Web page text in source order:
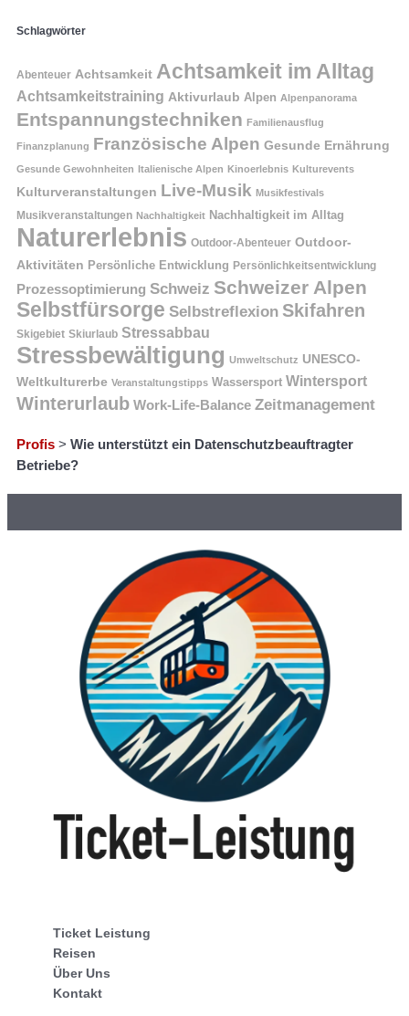
Schlagwörter
Abenteuer Achtsamkeit Achtsamkeit im Alltag
Achtsamkeitstraining Aktivurlaub Alpen Alpenpanorama
Entspannungstechniken Familienausflug
Finanzplanung Französische Alpen Gesunde Ernährung
Gesunde Gewohnheiten Italienische Alpen Kinoerlebnis Kulturevents
Kulturveranstaltungen Live-Musik Musikfestivals
Musikveranstaltungen Nachhaltigkeit Nachhaltigkeit im Alltag
Naturerlebnis Outdoor-Abenteuer Outdoor-
Aktivitäten Persönliche Entwicklung Persönlichkeitsentwicklung
Prozessoptimierung Schweiz Schweizer Alpen
Selbstfürsorge Selbstreflexion Skifahren
Skigebiet Skiurlaub Stressabbau
Stressbewältigung Umweltschutz UNESCO-
Weltkulturerbe Veranstaltungstipps Wassersport Wintersport
Winterurlaub Work-Life-Balance Zeitmanagement
Profis > Wie unterstützt ein Datenschutzbeauftragter
Betriebe?
Ticket Leistung
Reisen
Über Uns
Kontakt